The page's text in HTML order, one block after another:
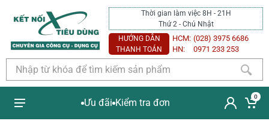
Thời gian làm việc 8H - 21H
Thứ 2 - Chủ Nhật
HƯỚNG DẪN
THANH TOÁN
HCM: (028) 3975 6686
HN:
0971 233 253
Ưu đãi Kiểm tra đơn
0